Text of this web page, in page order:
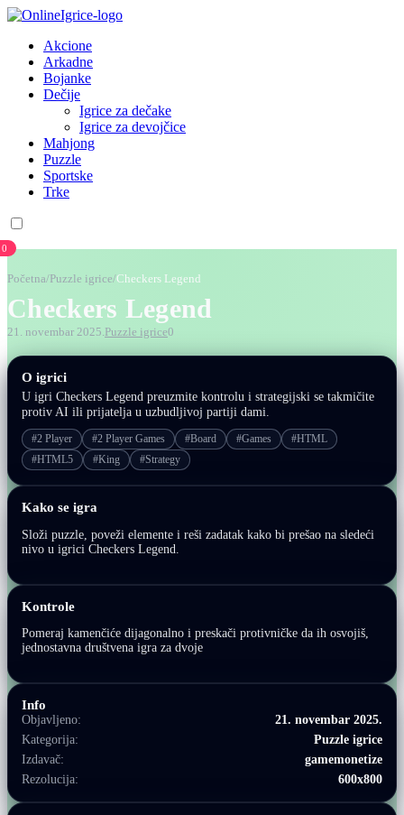
Akcione
Arkadne
Bojanke
Dečije
Igrice za dečake
Igrice za devojčice
Mahjong
Puzzle
Sportske
Trke
0
Početna/ Puzzle igrice/Checkers Legend
Checkers Legend
21. novembar 2025.Puzzle igrice0
O igrici
U igri Checkers Legend preuzmite kontrolu i strategijski se takmičite
protiv AI ili prijatelja u uzbudljivoj partiji dami.
#2 Player #2 Player Games #Board #Games
#HTML
#HTML5
#King #Strategy
Kako se igra
Složi puzzle, poveži elemente i reši zadatak kako bi prešao na sledeći
nivo u igrici Checkers Legend.
Kontrole
Pomeraj kamenčiće dijagonalno i preskači protivničke da ih osvojiš,
jednostavna društvena igra za dvoje
Info
Objavljeno:
21. novembar 2025.
Kategorija:
Puzzle igrice
Izdavač:
gamemonetize
Rezolucija:
600x800